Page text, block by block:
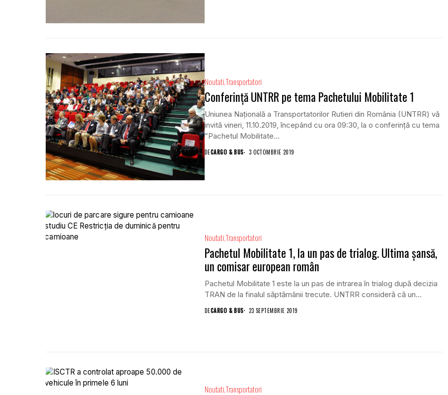
NoutatiTransportatori
Conferință UNTRR pe tema Pachetului Mobilitate 1
Uniunea Națională a Transportatorilor Rutieri din România (UNTRR) vă
invită vineri, 11.10.2019, începând cu ora 09:30, la o conferință cu tema
”Pachetul Mobilitate...
DECARGO & BUS 3 OCTOMBRIE 2019
NoutatiTransportatori
Pachetul Mobilitate 1, la un pas de trialog. Ultima șansă,
un comisar european român
Pachetul Mobilitate 1 este la un pas de intrarea în trialog după decizia
TRAN de la finalul săptămânii trecute. UNTRR consideră că un...
DECARGO & BUS 23 SEPTEMBRIE 2019
NoutatiTransportatori